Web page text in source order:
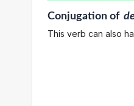
Conjugationof
This verb can also